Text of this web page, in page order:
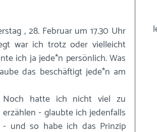
, 28. Februar um 17.30 Uhr
war ich trotz oder vielleicht
ich ja jede*n persönlich. Was
das beschäftigt jede*n am
Noch hatte ich nicht viel zu
erzählen - glaubte ich jedenfalls